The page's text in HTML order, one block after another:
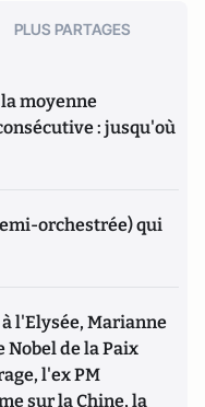
PLUS PARTAGES
moyenne
: jusqu'où
orchestrée) qui
l'Elysée, Marianne
Nobel de la Paix
l'ex PM
sur la Chine, la